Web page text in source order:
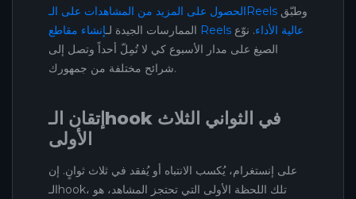
الحصول على المزيد من المشاهدات على الـReels
الممارسات الجيدة لـ
إنشاء مقاطع Reels عالية الأداء. نوّع
الصيغ على مدار الأسبوع كي لا تُمِلّ أحداً وتصل إلى
شرائح مختلفة من جمهورك.
إتقان الـhook في الثواني الثلاث
الأولى
على إنستغرام، يُكسب الانتباه أو يُفقد في ثلاث ثوانٍ. إن
الـhook، تلك اللحظة الأولى التي تحتجز المشاهد، هو